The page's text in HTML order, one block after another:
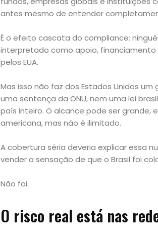
Exclusiva
Homem
Mães
&
Filhos
Notícias
Opinião
Pets
Receitas
antes mesmo de entender
É o efeito cascata do compliance:
interpretado como apoio,
pelos EUA.
Mas isso não faz dos Estados Unidos
uma sentença da ONU, nem uma lei
país inteiro. O alcance pode ser
americana, mas não é ilimitado.
A cobertura séria deveria explicar essa
vender a sensação de que o Brasil foi
Não foi.
O risco real está nas